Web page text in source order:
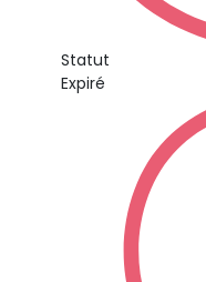
Statut
Expiré